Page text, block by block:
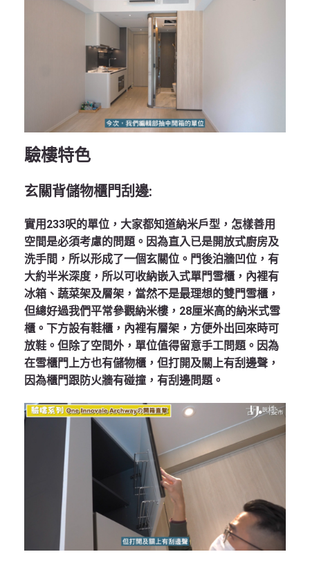
驗樓特色
玄關背儲物櫃門刮邊:
實用233呎的單位，大家都知道納米戶型，怎樣善用
空間是必須考慮的問題。因為直入已是開放式廚房及
洗手間，所以形成了一個玄關位。門後泊牆凹位，有
大約半米深度，所以可收納嵌入式單門雪櫃，內裡有
冰箱、蔬菜架及層架，當然不是最理想的雙門雪櫃，
但總好過我們平常參觀納米樓，28厘米高的納米式雪
櫃。下方設有鞋櫃，內裡有層架，方便外出回來時可
放鞋。但除了空間外，單位值得留意手工問題。因為
在雪櫃門上方也有儲物櫃，但打開及關上有刮邊聲，
因為櫃門跟防火牆有碰撞，有刮邊問題。